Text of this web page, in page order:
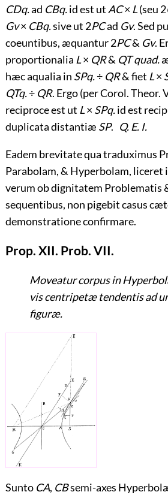
CDq.ad CBq.id est ut AC× L(seu 2
Gv× CBq.sive ut 2PCad Gv. Sed
coeuntibus, æquantur 2PC& Gv.
proportionalia L× QR& QT quad.
hæc aqualia in SPq.÷ QR& fiet L×
QTq.÷ QR. Ergo (per Corol. Theor.
reciproce est ut L× SPq.id est
duplicata distantiæ SP. Q. E. I.
Eadem brevitate qua traduximus
Parabolam, & Hyperbolam, liceret
verum ob dignitatem Problematis
sequentibus, non pigebit casus
demonstratione confirmare.
Prop. XII. Prob. VII.
Moveatur corpus in
vis centripetæ tendentis ad
figuræ.
Sunto CA, CBsemi-axes